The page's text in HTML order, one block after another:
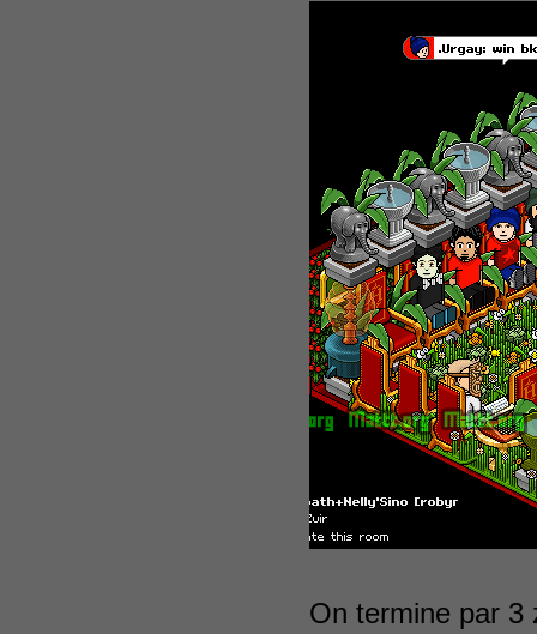
On termine par 3